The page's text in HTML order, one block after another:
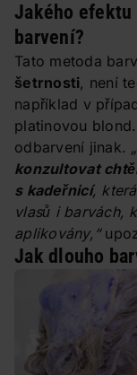
Jakého efektu
barvení?
Tato metoda
šetrnosti, není
například v
platinovou
odbarvení jinak.
konzultovat
s kadeřnicí,
vlasů i barvách,
aplikovány,“
Jak dlouho